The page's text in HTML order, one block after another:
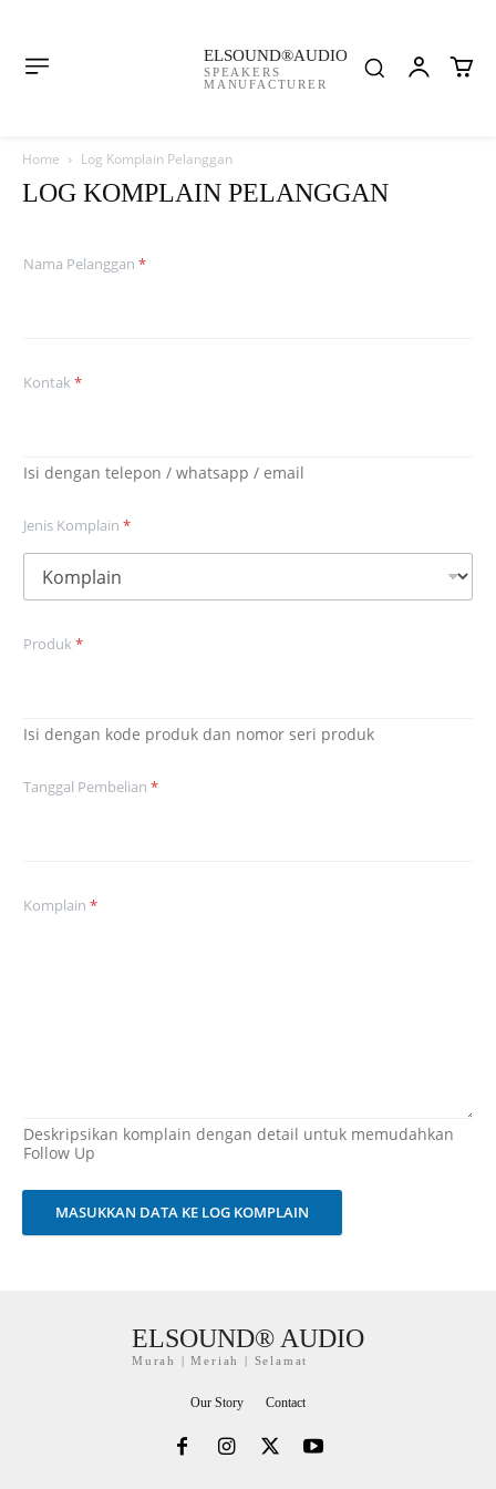
ELSOUND®AUDIO
SPEAKERS
MANUFACTURER
Home Log Komplain Pelanggan
LOG KOMPLAIN PELANGGAN
Nama Pelanggan *
Kontak*
Isi dengan telepon / whatsapp / email
Jenis Komplain *
Produk*
Isi dengan kode produk dan nomor seri produk
Tanggal Pembelian *
Komplain *
Deskripsikan komplain dengan detail untuk memudahkan
Follow Up
MASUKKAN DATA KE LOG KOMPLAIN
ELSOUND® AUDIO
Murah | Meriah | Selamat
Our Story Contact